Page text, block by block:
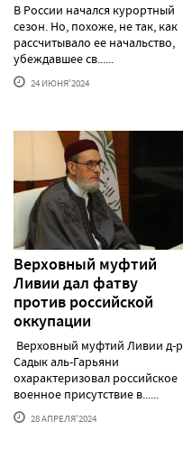
В России начался курортный
сезон. Но, похоже, не так, как
рассчитывало ее начальство,
убеждавшее св......
24 ИЮНЯ'2024
Верховный муфтий
Ливии дал фатву
против российской
оккупации
Верховный муфтий Ливии д-р
Садык аль-Гарьяни
охарактеризовал российское
военное присутствие в......
28 АПРЕЛЯ'2024